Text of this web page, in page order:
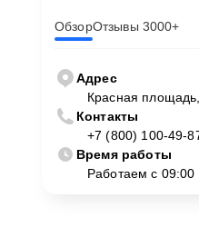
ОбзорОтзывы 3000+
Адрес
Красная
Контакты
+7 (800) 100-49-
Время работы
Работаем с 09:00